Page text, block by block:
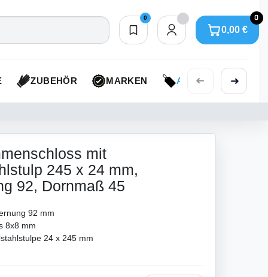
0
Merkliste
0
0,00 €
0,00 €
ZUBEHÖR MARKEN AKTIONEN
➜ ➜
mit
245 x 24 mm,
92, Dornmaß 45
92 mm
8x8 mm
24 x 245 mm